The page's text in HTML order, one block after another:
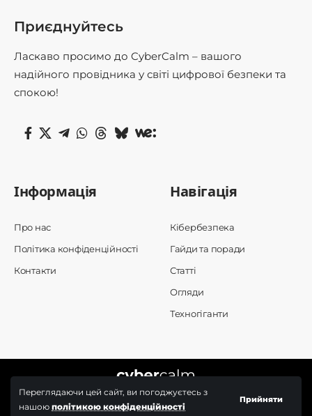
Переглядаючи цей сайт, ви погоджуєтесь з
нашою політикою конфіденційності
Прийняти
Приєднуйтесь
Ласкаво просимо до CyberCalm – вашого
надійного провідника у світі цифрової безпеки та
спокою!
Інформація
Про нас
Політика конфіденційності
Контакти
Навігація
Кібербезпека
Гайди та поради
Статті
Огляди
Техногіганти
© 2025 Cybercalm. All Rights Reserved.